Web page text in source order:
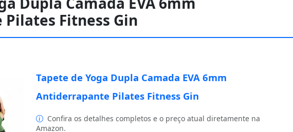
Fitness Gin
Tapete de Yoga Dupla Camada EVA 6mm
Antiderrapante Pilates Fitness Gin
Confira os detalhes completos e o preço atual diretamente na
Amazon.